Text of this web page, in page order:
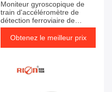
Moniteur gyroscopique de
train d'accéléromètre de
détection ferroviaire de
vibration
Obtenez le meilleur prix